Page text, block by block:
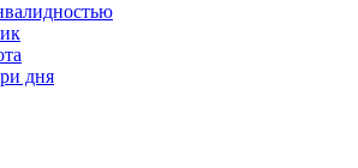
дня